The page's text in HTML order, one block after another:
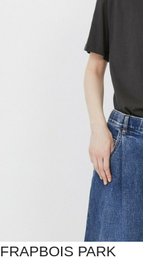
FRAPBOIS PARK